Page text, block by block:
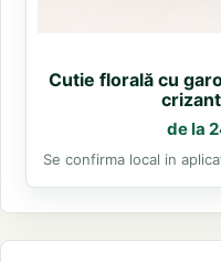
Cutie florală cu
de la
Se confirma local in